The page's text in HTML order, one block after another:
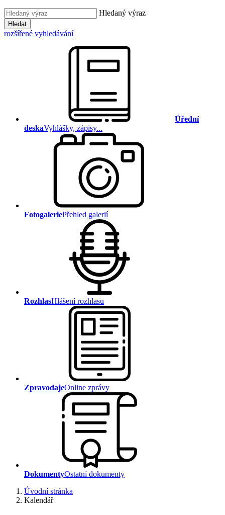
Hledaný výraz
Hledat
rozšířené vyhledávání
Úřední
deskaVyhlášky, zápisy...
FotogaleriePřehled galerií
RozhlasHlášení rozhlasu
ZpravodajeOnline zprávy
DokumentyOstatní dokumenty
Úvodní stránka
Kalendář